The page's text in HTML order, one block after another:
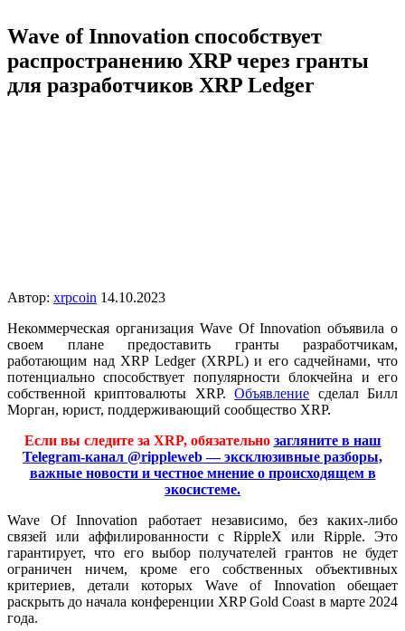
Wave of Innovation способствует
распространению XRP через гранты
для разработчиков XRP Ledger
Автор: xrpcoin 14.10.2023
Некоммерческая организация Wave Of Innovation объявила о
своем плане предоставить гранты разработчикам,
работающим над XRP Ledger (XRPL) и его садчейнами, что
потенциально способствует популярности блокчейна и его
собственной криптовалюты XRP.Объявление сделал Билл
Морган, юрист, поддерживающий сообщество XRP.
Если вы следите за XRP, обязательно загляните в наш
Telegram-канал @rippleweb — эксклюзивные разборы,
важные новости и честное мнение о происходящем в
экосистеме.
Wave Of Innovation работает независимо, без каких-либо
связей или аффилированности с RippleX или Ripple. Это
гарантирует, что его выбор получателей грантов не будет
ограничен ничем, кроме его собственных объективных
критериев, детали которых Wave of Innovation обещает
раскрыть до начала конференции XRP Gold Coast в марте 2024
года.